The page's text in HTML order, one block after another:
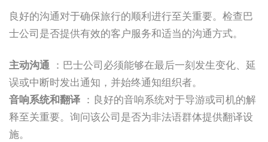
良好的沟通对于确保旅行的顺利进行至关重要。检查巴
士公司是否提供有效的客户服务和适当的沟通方式。
主动沟通 ：巴士公司必须能够在最后一刻发生变化、延
误或中断时发出通知，并始终通知组织者。
音响系统和翻译 ：良好的音响系统对于导游或司机的解
释至关重要。询问该公司是否为非法语群体提供翻译设
施。